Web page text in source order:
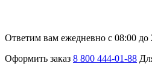
Ответим вам ежедневно с 08:00 до
Оформить заказ 8 800 444-01-88